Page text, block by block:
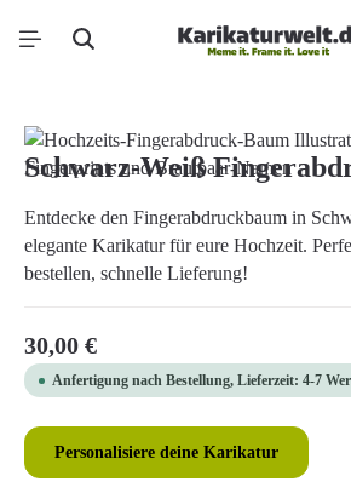
Zum Hauptinhalt springen
Bildergalerie überspringen
Schwarz-Weiß
Entdecke den Fingerabdruckbaum in
elegante Karikatur für eure Hochzeit.
bestellen, schnelle Lieferung!
Regulärer Preis:
30,00 €
Anfertigung nach Bestellung, Lieferzeit: 4-7
Personalisiere deine Karikatur